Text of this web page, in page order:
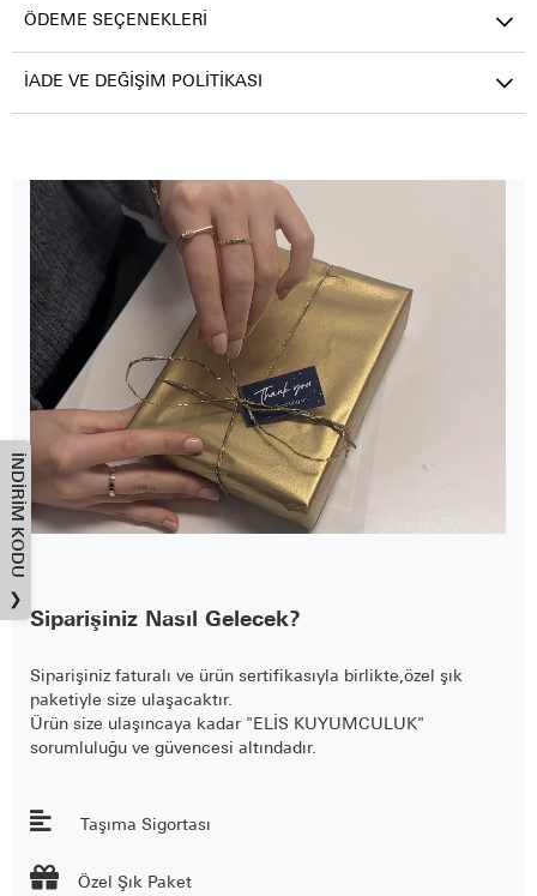
ÖDEME SEÇENEKLERI
İADE VE DEĞIŞIM POLITIKASI
Siparişiniz Nasıl Gelecek?
Siparişiniz faturalı ve ürün sertifikasıyla birlikte,özel şık
paketiyle size ulaşacaktır.
Ürün size ulaşıncaya kadar "ELİS KUYUMCULUK"
sorumluluğu ve güvencesi altındadır.
Taşıma Sigortası
 Özel Şık Paket
İNDIRIM KODU
❯